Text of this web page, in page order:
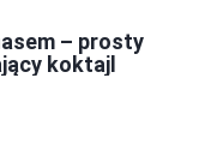
– prosty
koktajl